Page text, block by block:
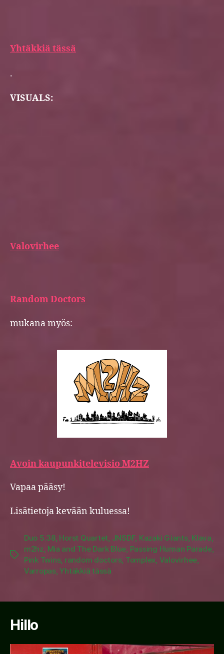
Yhtäkkiä tässä
.
VISUALS:
Valovirhee
Random Doctors
mukana myös:
Avoin kaupunkitelevisio M2HZ
Vapaa pääsy!
Lisätietoja kevään kuluessa!
Tags
Duo 5.38, Horst Quartet JNSDF, Kazaki Giants, Klava
m2hz Mia and The Dark Blue Passing Human Parade,
Pink Twins, random doctors, Tomplex Valovirhee
Varropas,Yhtäkkiä tässä
Hillo